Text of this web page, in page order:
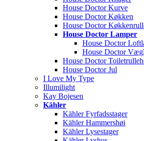
House Doctor Kurve
House Doctor Køkken
House Doctor
House Doctor Lamper
House Doctor
House Doctor
House Doctor
House Doctor Jul
I Love My Type
Illumilight
Kay Bojesen
Kähler
Kähler Fyrfadsstager
Kähler Hammershøi
Kähler Lysestager